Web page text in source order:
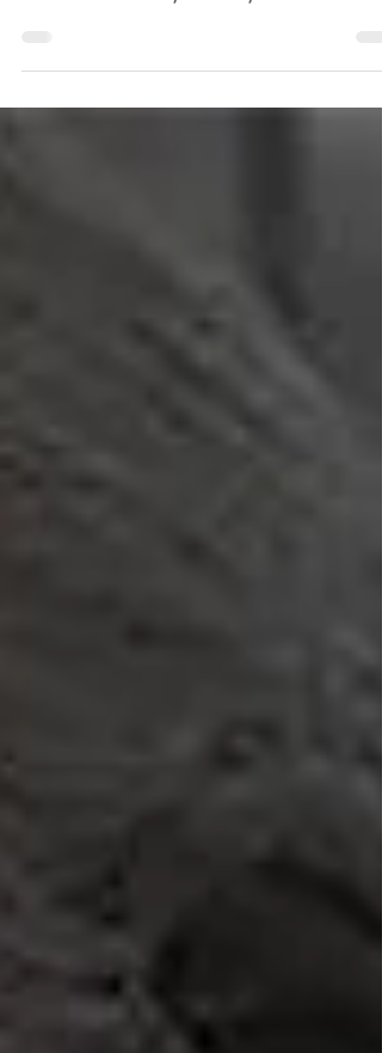
Alzheimer. Cómo ayudarlos y estimular su
capacidad cognitiva.